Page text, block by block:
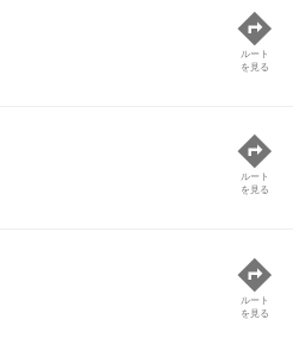
ルート
を見る
ルート
を見る
ルート
を見る